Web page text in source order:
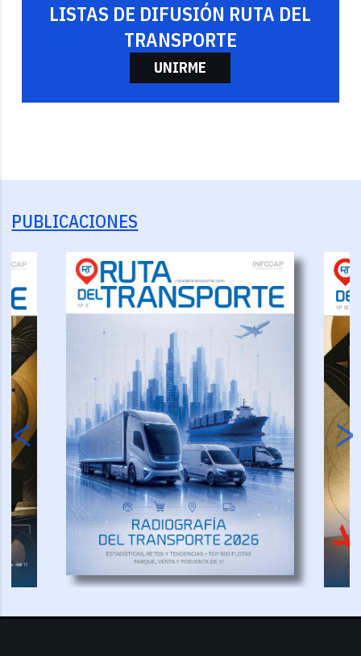
LISTAS DE DIFUSIÓN RUTA DEL
TRANSPORTE
UNIRME
PUBLICACIONES